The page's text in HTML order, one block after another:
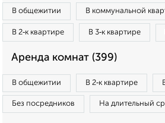
В общежитии В коммунальной
В 2‑к квартире В 3‑к квартире
Аренда комнат (399)
В общежитии В 2‑к квартире
Без посредников На длительный